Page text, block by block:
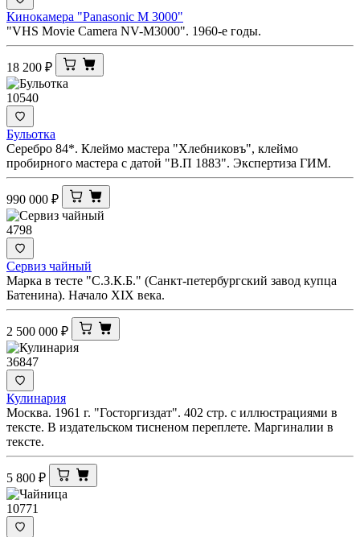
Кинокамера "Panasonic M 3000"
"VHS Movie Camera NV-M3000". 1960-е годы.
18 200 ₽
10540
Бульотка
Серебро 84*. Клеймо мастера "Хлебниковъ", клеймо
пробирного мастера с датой "В.П 1883". Экспертиза ГИМ.
990 000 ₽
4798
Сервиз чайный
Марка в тесте "С.З.К.Б." (Санкт-петербургский завод купца
Батенина). Начало XIX века.
2 500 000 ₽
36847
Кулинария
Москва. 1961 г. "Госторгиздат". 402 стр. с иллюстрациями в
тексте. В издательском тисненом переплете. Маргиналии в
тексте.
5 800 ₽
10771